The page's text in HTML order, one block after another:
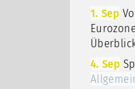
1. Sep
4. Sep